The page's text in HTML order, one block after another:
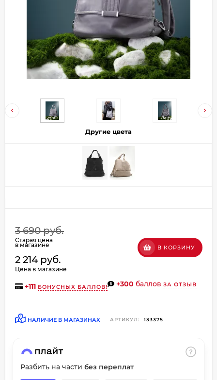
Другие цвета
3 690 руб.
Старая цена
в магазине
2 214 руб.
Цена в магазине
В КОРЗИНУ
+111 БОНУСНЫХ БАЛЛОВ! +300 баллов ЗА ОТЗЫВ
НАЛИЧИЕ В МАГАЗИНАХ АРТИКУЛ: 133375
Разбить на части без переплат
Добавляйте товары
в корзину
Оплачивайте сегодня только
25% картой любого банка
Получайте товар
выбранный способом
% будут
списыватьсяс вашей карты
каждые 2 недели
об оплате Плайтом
25
2 недели
8 800 302-02-51